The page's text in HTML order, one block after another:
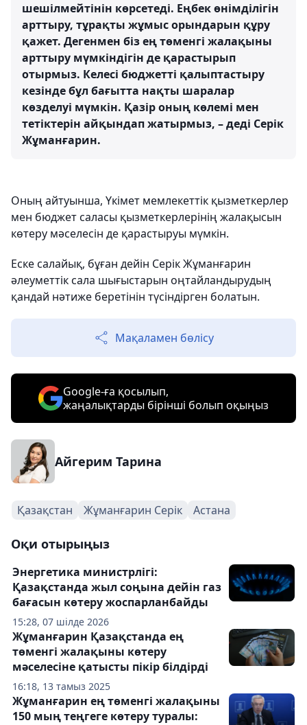
шешілмейтінін көрсетеді. Еңбек өнімділігін
арттыру, тұрақты жұмыс орындарын құру
қажет. Дегенмен біз ең төменгі жалақыны
арттыру мүмкіндігін де қарастырып
отырмыз. Келесі бюджетті қалыптастыру
кезінде бұл бағытта нақты шаралар
көзделуі мүмкін. Қазір оның көлемі мен
тетіктерін айқындап жатырмыз, – деді Серік
Жұманғарин.
Оның айтуынша, Үкімет мемлекеттік қызметкерлер
мен бюджет саласы қызметкерлерінің жалақысын
көтеру мәселесін де қарастыруы мүмкін.
Еске салайық, бұған дейін Серік Жұманғарин
әлеуметтік сала шығыстарын оңтайландырудың
қандай нәтиже беретінін түсіндірген болатын.
Мақаламен бөлісу
Google-ға қосылып,
жаңалықтарды бірінші болып оқыңыз
Айгерим Тарина
Қазақстан Жұманғарин Серік Астана
Оқи отырыңыз
15:28, 07 шілде 2026
Энергетика министрлігі:
Қазақстанда жыл соңына дейін газ
бағасын көтеру жоспарланбайды
16:18, 13 тамыз 2025
Жұманғарин Қазақстанда ең
төменгі жалақыны көтеру
мәселесіне қатысты пікір білдірді
Жұманғарин ең төменгі жалақыны
150 мың теңгеге көтеру туралы: